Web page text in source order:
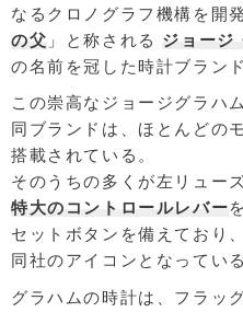
なるクロノグラフ機構を開
の父 」と称される ジョージ
の名前を冠した時計ブランド
この崇高なジョージグラハ
同ブランドは、ほとんどの
搭載されている。
そのうちの多くが左リュー
特大のコントロールレバー
セットボタンを備えており
同社のアイコンとなっている
グラハムの時計は、フラッ